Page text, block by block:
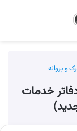
و پروانه
خدمات